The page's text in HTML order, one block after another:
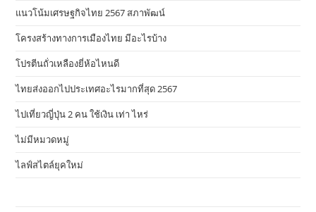
แนวโน้มเศรษฐกิจไทย 2567 สภาพัฒน์
โครงสร้างทางการเมืองไทย มีอะไรบ้าง
โปรตีนถั่วเหลืองยี่ห้อไหนดี
ไทยส่งออกไปประเทศอะไรมากที่สุด 2567
ไปเที่ยวญี่ปุ่น 2 คน ใช้เงิน เท่า ไหร่
ไม่มีหมวดหมู่
ไลฟ์สไตล์ยุคใหม่